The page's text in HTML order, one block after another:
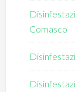
Comasco